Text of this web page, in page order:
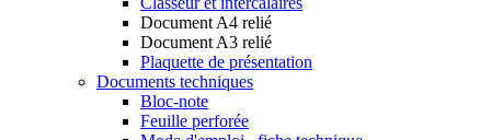
Document A4 relié
Document A3 relié
Plaquette de présentation
Documents techniques
Bloc-note
Feuille perforée